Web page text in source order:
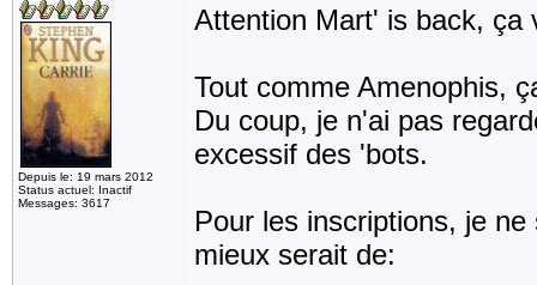
Depuis le: 19 mars 2012
Status actuel: Inactif
Messages: 3617
Attention Mart' is back, ça
Tout comme Amenophis,
Du coup, je n'ai pas
excessif des 'bots.
Pour les inscriptions, je
mieux serait de: